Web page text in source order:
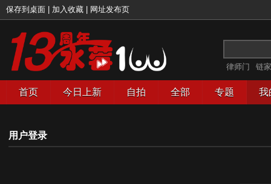
保存到桌面 加入收藏 网址发布页
律师门 链
首页 今日上新 自拍 全部 专题 我
用户登录